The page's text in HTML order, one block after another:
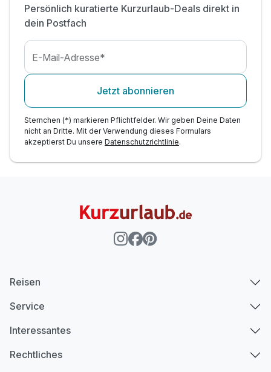
Liegeterrasse
inkl. Genieß-Bar mit Obst, Säften und einer
Persönlich kuratierte Kurzurlaub-Deals direkt in
dein Postfach
E-Mail-Adresse*
Jetzt abonnieren
Sternchen (*) markieren Pflichtfelder. Wir geben Deine Daten
nicht an Dritte. Mit der Verwendung dieses Formulars
akzeptierst Du unsere Datenschutzrichtlinie.
Reisen
Service
Interessantes
Rechtliches